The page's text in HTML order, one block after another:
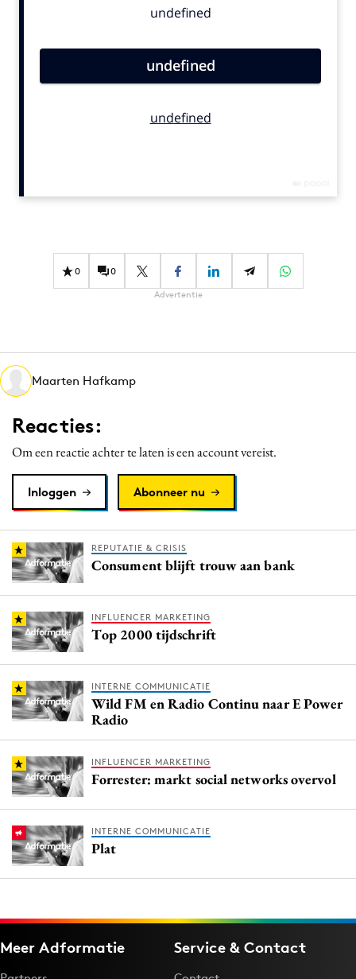
Contentmarketing
Effectiviteit
Gedragsverandering
Martech
Media
Merkstrategie
PR
Programmatic
Reputatie & crisis
0 0
Advertentie
Maarten Hafkamp
Reacties:
Om een reactie achter te laten is een account vereist.
Inloggen Abonneer nu
REPUTATIE & CRISIS
Consument blijft trouw aan bank
INFLUENCER MARKETING
Top 2000 tijdschrift
INTERNE COMMUNICATIE
Wild FM en Radio Continu naar E Power
Radio
INFLUENCER MARKETING
Forrester: markt social networks overvol
INTERNE COMMUNICATIE
Plat
Meer Adformatie Service & Contact